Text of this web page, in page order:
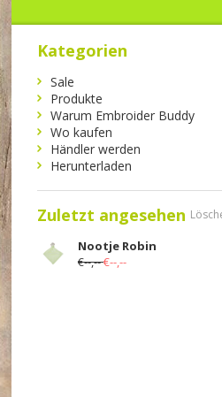
Kategorien
Sale
Produkte
Warum Embroider Buddy
Wo kaufen
Händler werden
Herunterladen
Zuletzt angesehen
Nootje Robin
€--,--€--,--